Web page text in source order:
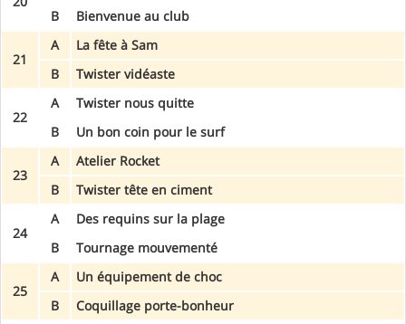
B
Bienvenue au club
21
A
La fête à Sam
B
Twister vidéaste
22
A
Twister nous quitte
B
Un bon coin pour le surf
23
A
Atelier Rocket
B
Twister tête en ciment
24
A
Des requins sur la plage
B
Tournage mouvementé
25
A
Un équipement de choc
B
Coquillage porte-bonheur